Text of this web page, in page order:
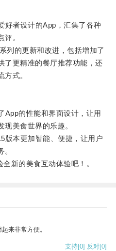
者设计的App，汇集了各种
评。
的更新和改进，包括增加了
了更精准的餐厅推荐功能，还
式。
的性能和界面设计，让用
现美食世界的乐趣。
本更加智能、便捷，让用户
新的美食互动体验吧！。
来非常方便。
支持[0] 反对[0]